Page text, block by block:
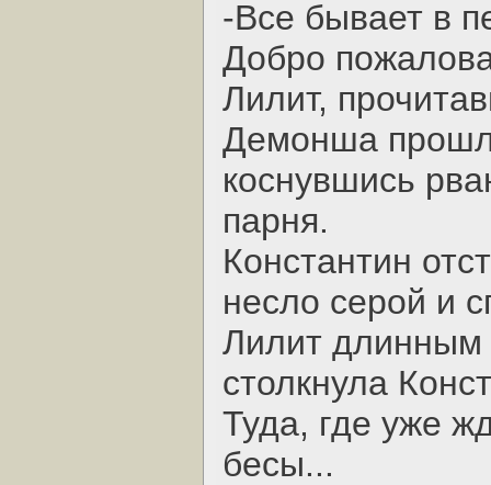
-Все бывает в
Добро
Лилит,
Демонша
коснувшись
парня.
Константин
несло серой и
Лилит длинным
столкнула
Туда, где уже
бесы...